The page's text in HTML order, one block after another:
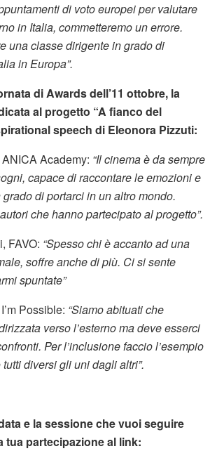
di voto europei per valutare
in Italia, commetteremo un errore.
una classe dirigente in grado di
in Europa”.
di Awards dell’11 ottobre, la
al progetto “A fianco del
speech di Eleonora Pizzuti:
Academy: “Il cinema è da sempre
capace di raccontare le emozioni e
di portarci in un altro mondo.
che hanno partecipato al progetto”.
FAVO: “Spesso chi è accanto ad una
soffre anche di più. Ci si sente
spuntate”
Possible: “Siamo abituati che
verso l’esterno ma deve esserci
Per l’inclusione faccio l’esempio
diversi gli uni dagli altri”.
e la sessione che vuoi seguire
tua partecipazione al link: